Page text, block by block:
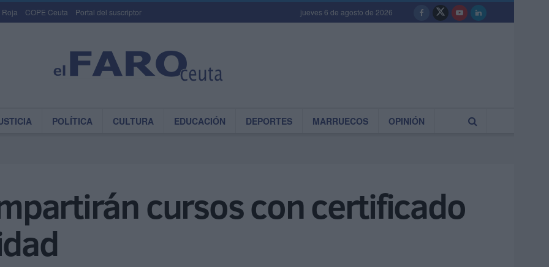
Roja COPE Ceuta Portal del suscriptor jueves 6 de agosto de 2026
POLÍTICA CULTURA EDUCACIÓN DEPORTES MARRUECOS OPINIÓN
cursos con certificado